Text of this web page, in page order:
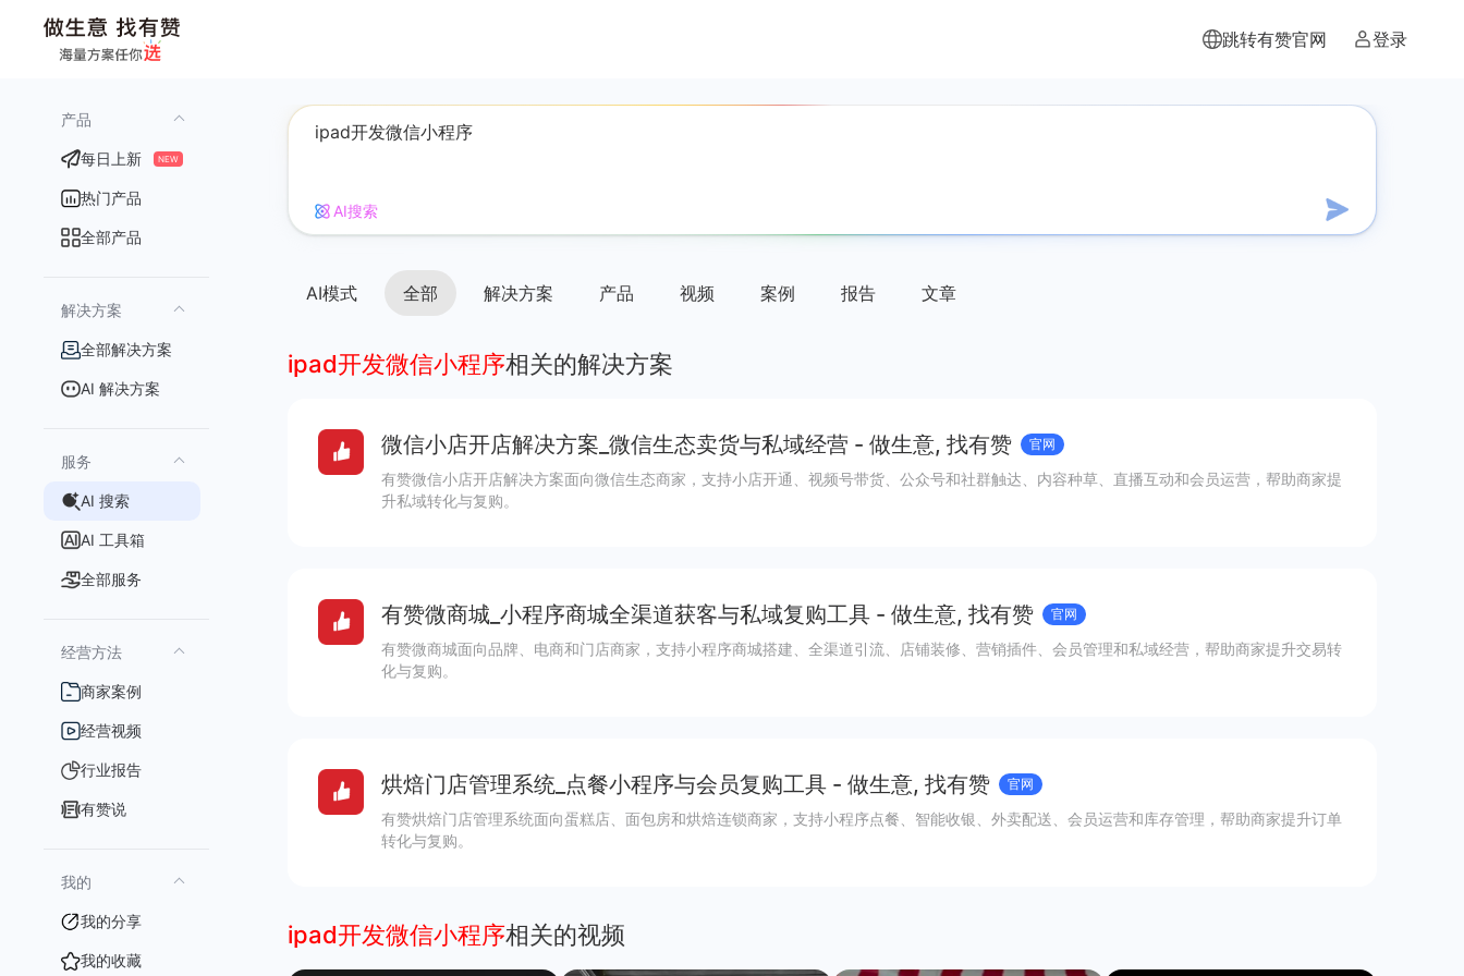
跳转有赞官网 登录
产品
每日上新 NEW
热门产品
全部产品
解决方案
全部解决方案
AI 解决方案
服务
AI 搜索
AI 工具箱
全部服务
经营方法
商家案例
经营视频
行业报告
有赞说
我的
我的分享
我的收藏
AI搜索
AI模式 全部 解决方案 产品 视频 案例 报告 文章
ipad开发微信小程序相关的解决方案
微信小店开店解决方案_微信生态卖货与私域经营 - 做生意, 找有赞 官网
有赞微信小店开店解决方案面向微信生态商家，支持小店开通、视频号带货、公众号和社群触达、内容种草、直播互动和会员运营，帮助商家提
升私域转化与复购。
有赞微商城_小程序商城全渠道获客与私域复购工具 - 做生意, 找有赞 官网
有赞微商城面向品牌、电商和门店商家，支持小程序商城搭建、全渠道引流、店铺装修、营销插件、会员管理和私域经营，帮助商家提升交易转
化与复购。
烘焙门店管理系统_点餐小程序与会员复购工具 - 做生意, 找有赞 官网
有赞烘焙门店管理系统面向蛋糕店、面包房和烘焙连锁商家，支持小程序点餐、智能收银、外卖配送、会员运营和库存管理，帮助商家提升订单
转化与复购。
ipad开发微信小程序相关的视频